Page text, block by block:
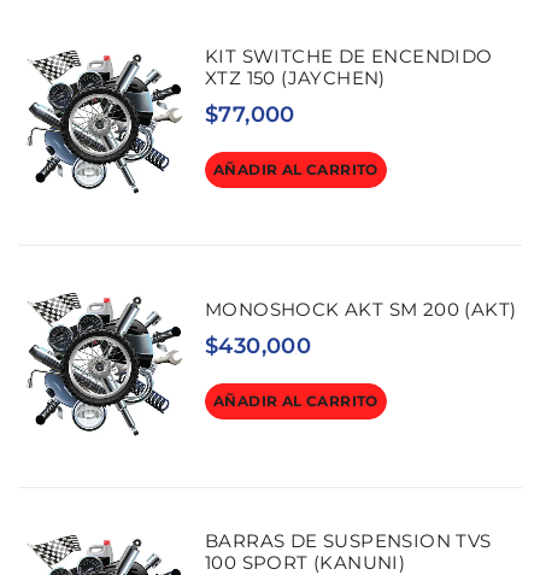
KIT SWITCHE DE ENCENDIDO
XTZ 150 (JAYCHEN)
$77,000
AÑADIR AL CARRITO
MONOSHOCK AKT SM 200 (AKT)
$430,000
AÑADIR AL CARRITO
BARRAS DE SUSPENSION TVS
100 SPORT (KANUNI)